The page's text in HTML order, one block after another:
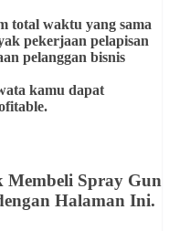
total waktu yang sama
pekerjaan pelapisan
pelanggan bisnis
kamu dapat
Membeli Spray Gun
Halaman Ini.